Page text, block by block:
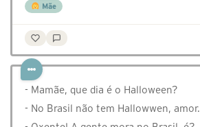
Mãe
- Mamãe, que dia é o Halloween?
- No Brasil não tem Hallowwen, amor.